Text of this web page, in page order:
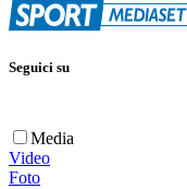
Seguici su
Media
Video
Foto